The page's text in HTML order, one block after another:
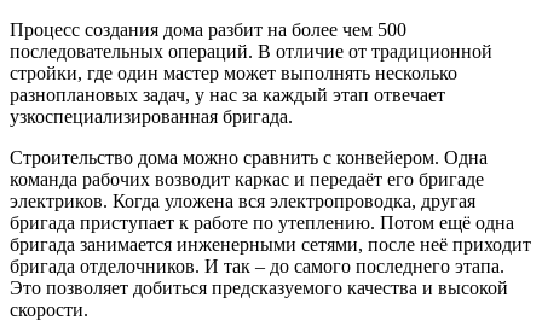
Процесс создания дома разбит на более чем 500
последовательных операций. В отличие от традиционной
стройки, где один мастер может выполнять несколько
разноплановых задач, у нас за каждый этап отвечает
узкоспециализированная бригада.
Строительство дома можно сравнить с конвейером. Одна
команда рабочих возводит каркас и передаёт его бригаде
электриков. Когда уложена вся электропроводка, другая
бригада приступает к работе по утеплению. Потом ещё одна
бригада занимается инженерными сетями, после неё приходит
бригада отделочников. И так – до самого последнего этапа.
Это позволяет добиться предсказуемого качества и высокой
скорости.